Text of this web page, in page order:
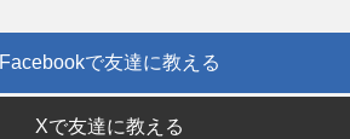
Facebookで友達に教える
Xで友達に教える